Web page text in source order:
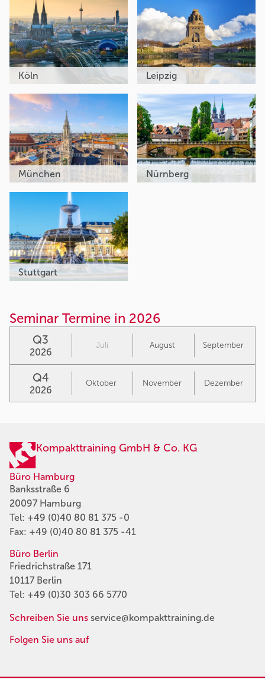
Köln Leipzig
München Nürnberg
Stuttgart
Seminar Termine in 2026
Q3
2026
Juli August September
Q4
2026
Oktober November Dezember
Kompakttraining GmbH & Co. KG
Büro Hamburg
Banksstraße 6
20097 Hamburg
Tel: +49 (0)40 80 81 375 -0
Fax: +49 (0)40 80 81 375 -41
Büro Berlin
Friedrichstraße 171
10117 Berlin
Tel: +49 (0)30 303 66 5770
Schreiben Sie uns service@kompakttraining.de
Folgen Sie uns auf